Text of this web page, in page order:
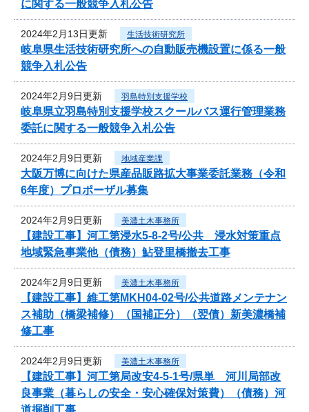
に関する一般競争入札公告
2024年2月13日更新 生活技術研究所
岐阜県生活技術研究所への自動販売機設置に係る一般
競争入札公告
2024年2月9日更新 羽島特別支援学校
岐阜県立羽島特別支援学校スクールバス運行管理業務
委託に関する一般競争入札公告
2024年2月9日更新 地域産業課
大阪万博に向けた県産品販路拡大事業委託業務（令和
6年度）プロポーザル募集
2024年2月9日更新 美濃土木事務所
【建設工事】河工第浸水5-8-2号/公共 浸水対策重点
地域緊急事業他（債務）鮎登里橋撤去工事
2024年2月9日更新 美濃土木事務所
【建設工事】維工第MKH04-02号/公共道路メンテナン
ス補助（橋梁補修）（国補正分）（翌債）新美濃橋補
修工事
2024年2月9日更新 美濃土木事務所
【建設工事】河工第局改安4-5-1号/県単 河川局部改
良事業（暮らしの安全・安心確保対策費）（債務）河
道掘削工事